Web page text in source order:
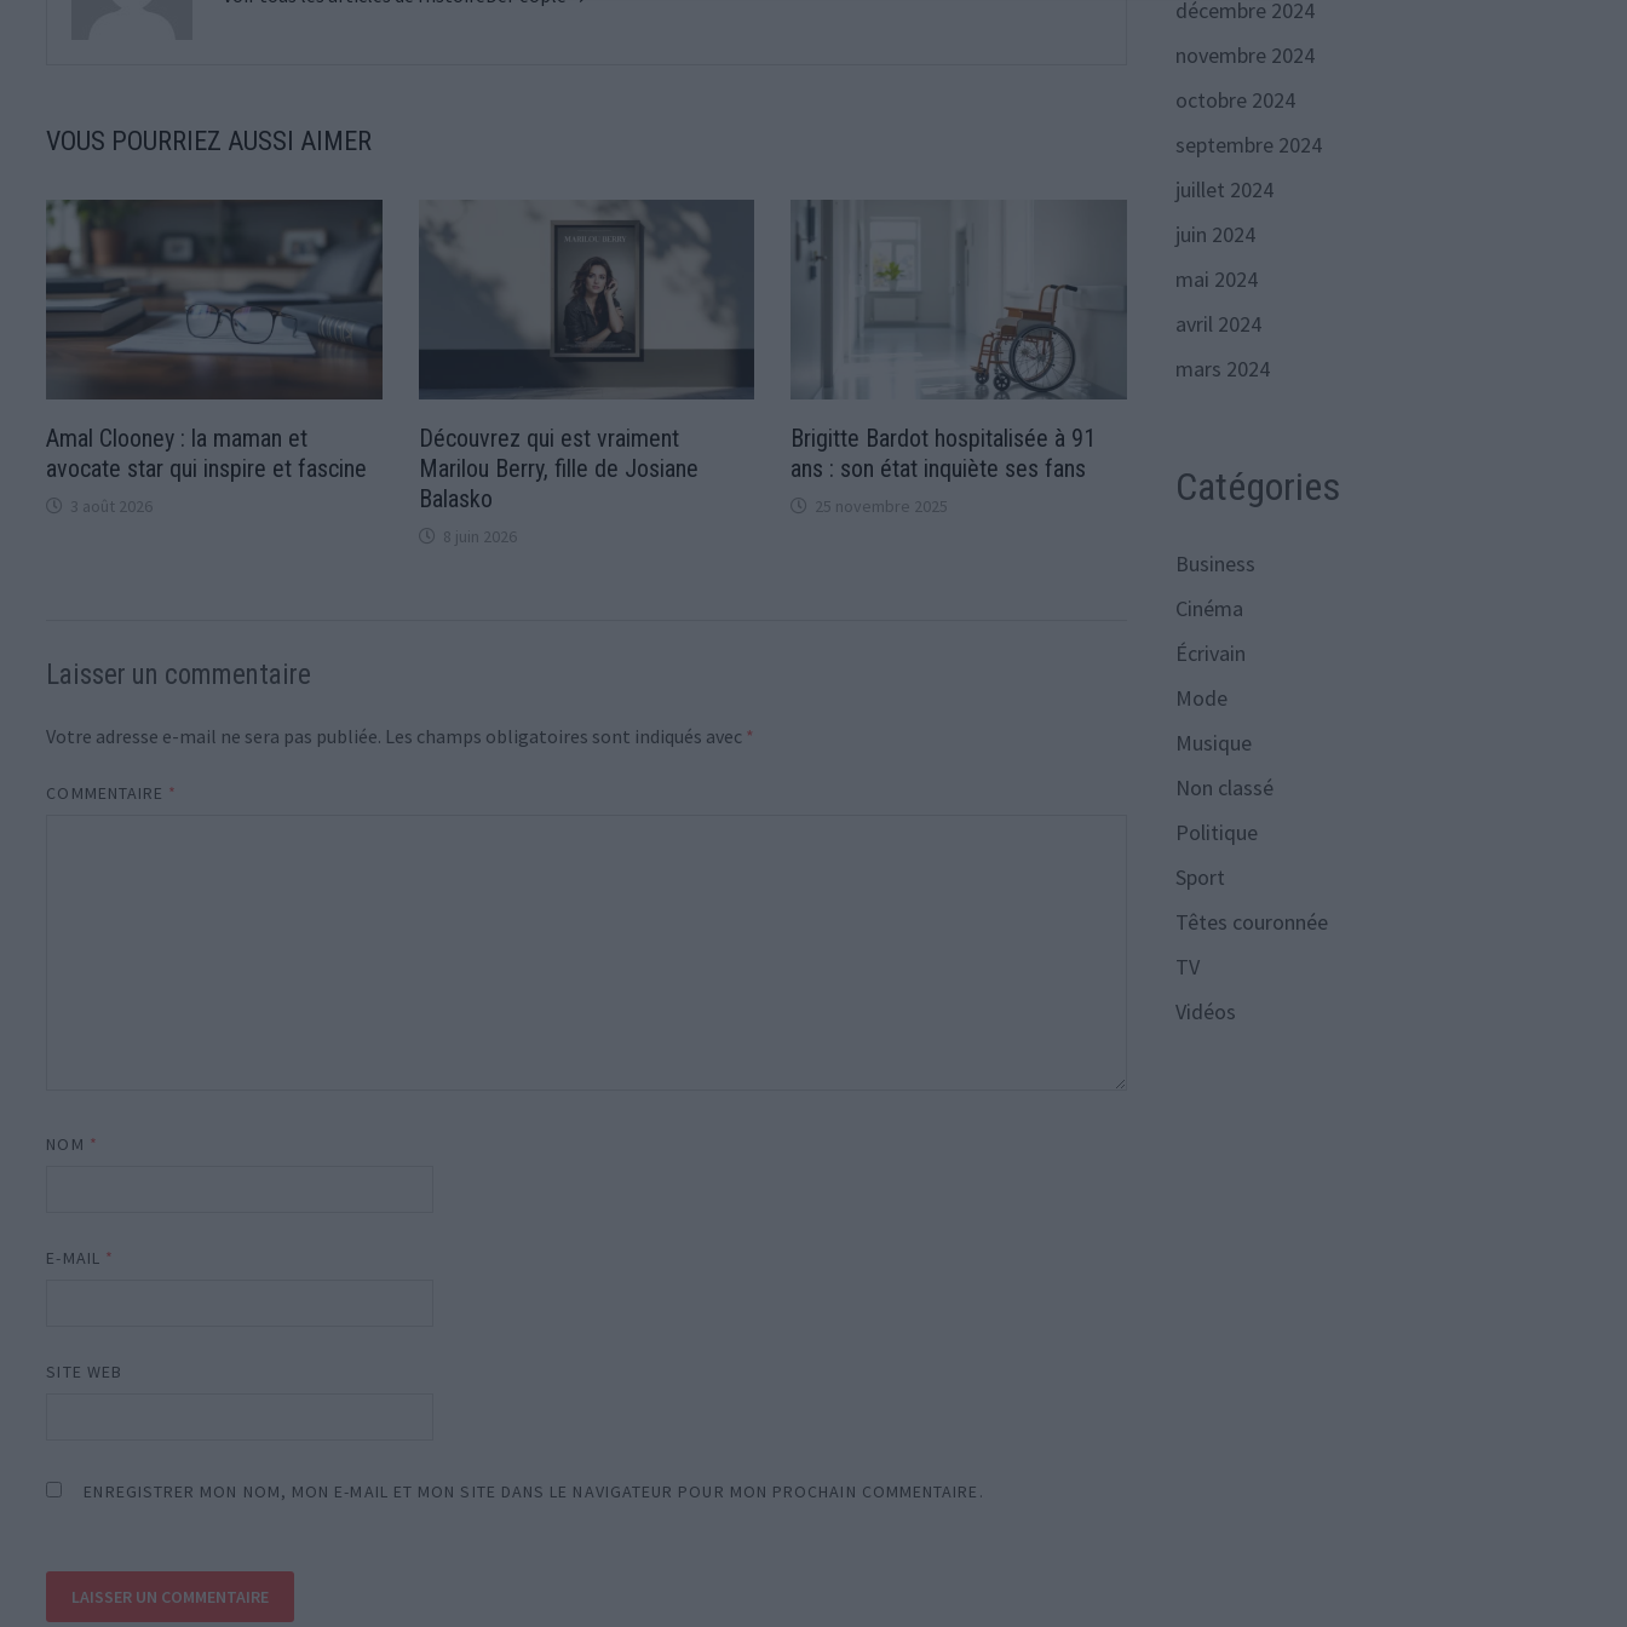
VOUS POURRIEZ AUSSI AIMER
Amal Clooney : la maman et
avocate star qui inspire et fascine
3 août 2026
Découvrez qui est vraiment
Marilou Berry, fille de Josiane
Balasko
8 juin 2026
Brigitte Bardot hospitalisée à 91
ans : son état inquiète ses fans
25 novembre 2025
Laisser un commentaire
Votre adresse e-mail ne sera pas publiée. Les champs obligatoires sont indiqués avec *
COMMENTAIRE *
NOM *
E-MAIL *
SITE WEB
ENREGISTRER MON NOM, MON E-MAIL ET MON SITE DANS LE NAVIGATEUR POUR MON PROCHAIN COMMENTAIRE.
décembre 2024
novembre 2024
octobre 2024
septembre 2024
juillet 2024
juin 2024
mai 2024
avril 2024
mars 2024
Catégories
Business
Cinéma
Écrivain
Mode
Musique
Non classé
Politique
Sport
Têtes couronnée
TV
Vidéos